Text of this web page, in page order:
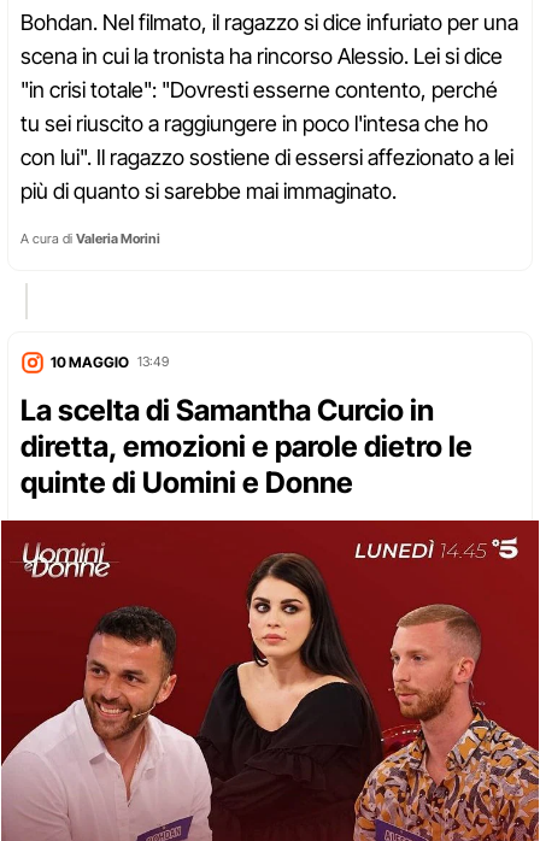
Bohdan. Nel filmato, il ragazzo si dice infuriato per una
scena in cui la tronista ha rincorso Alessio. Lei si dice
"in crisi totale": "Dovresti esserne contento, perché
tu sei riuscito a raggiungere in poco l'intesa che ho
con lui". Il ragazzo sostiene di essersi affezionato a lei
più di quanto si sarebbe mai immaginato.
A cura di Valeria Morini
10 MAGGIO 13:49
La scelta di Samantha Curcio in
diretta, emozioni e parole dietro le
quinte di Uomini e Donne